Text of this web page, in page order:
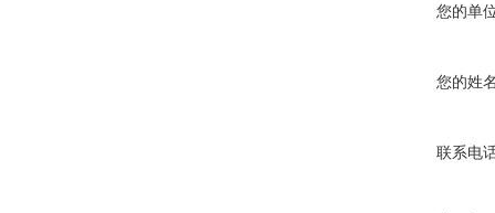
您的单
您的姓
联系电